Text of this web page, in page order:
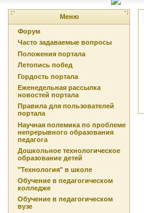
Меню
Форум
Часто задаваемые вопросы
Положения портала
Летопись побед
Гордость портала
Еженедельная рассылка
новостей портала
Правила для пользователей
портала
Научная полемика по проблеме
непрерывного образования
педагога
Дошкольное технологическое
образование детей
"Технология" в школе
Обучение в педагогическом
колледже
Обучение в педагогическом
вузе